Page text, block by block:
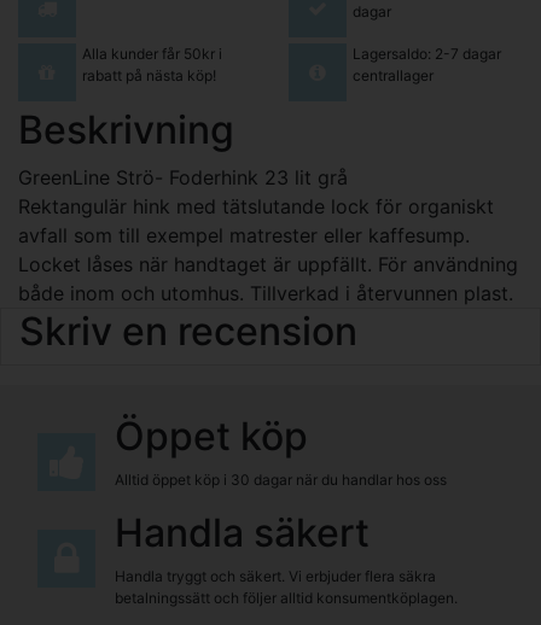
dagar
Alla kunder får 50kr i
rabatt på nästa köp!
Lagersaldo: 2-7 dagar
centrallager
Beskrivning
GreenLine Strö- Foderhink 23 lit grå
Rektangulär hink med tätslutande lock för organiskt
avfall som till exempel matrester eller kaffesump.
Locket låses när handtaget är uppfällt. För användning
både inom och utomhus. Tillverkad i återvunnen plast.
Skriv en recension
Öppet köp
Alltid öppet köp i 30 dagar när du handlar hos oss
Handla säkert
Handla tryggt och säkert. Vi erbjuder flera säkra
betalningssätt och följer alltid konsumentköplagen.